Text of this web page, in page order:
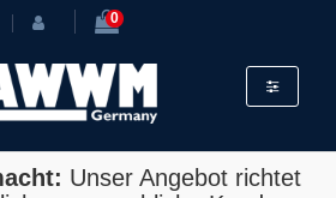
0
Toggle
Unser Angebot richtet